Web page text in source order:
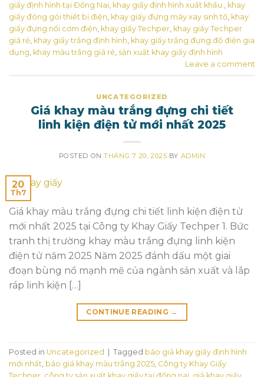
giấy định hình tại Đồng Nai, khay giấy định hình xuất khẩu., khay
giấy đóng gói thiết bị điện, khay giấy đựng máy xay sinh tố, khay
giấy đựng nồi cơm điện, khay giấy Techper, khay giấy Techper
giá rẻ, khay giấy trắng định hình, khay giấy trắng đựng đồ điện gia
dụng, khay màu trắng giá rẻ, sản xuất khay giấy định hình
Leave a comment
UNCATEGORIZED
Giá khay màu trắng đựng chi tiết
linh kiện điện tử mới nhất 2025
POSTED ONTHÁNG 7 20, 2025 BY ADMIN
20
Th7
Giá khay màu trắng đựng chi tiết linh kiện điện tử
mới nhất 2025 tại Công ty Khay Giấy Techper 1. Bức
tranh thị trường khay màu trắng đựng linh kiện
điện tử năm 2025 Năm 2025 đánh dấu một giai
đoạn bùng nổ mạnh mẽ của ngành sản xuất và lắp
ráp linh kiện […]
CONTINUE READING →
Posted in Uncategorized Tagged báo giá khay giấy định hình
mới nhất, báo giá khay màu trắng 2025, Công ty Khay Giấy